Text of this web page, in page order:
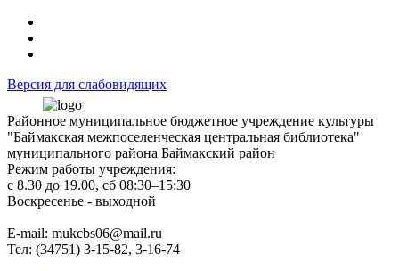
Версия для слабовидящих
Районное муниципальное бюджетное учреждение культуры
"Баймакская межпоселенческая центральная библиотека"
муниципального района Баймакский район
Режим работы учреждения:
с 8.30 до 19.00, сб 08:30–15:30
Воскресенье - выходной
Е-mail: mukcbs06@mail.ru
Тел: (34751) 3-15-82, 3-16-74